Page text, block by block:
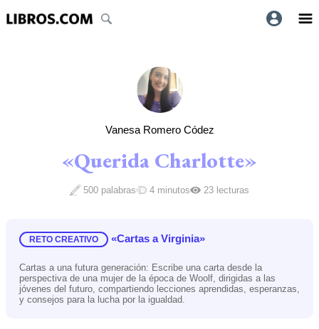
Vanesa Romero Códez
«Querida Charlotte»
500 palabras 4 minutos 23 lecturas
RETO CREATIVO «Cartas a Virginia»
Cartas a una futura generación: Escribe una carta desde la
perspectiva de una mujer de la época de Woolf, dirigidas a las
jóvenes del futuro, compartiendo lecciones aprendidas, esperanzas,
y consejos para la lucha por la igualdad.